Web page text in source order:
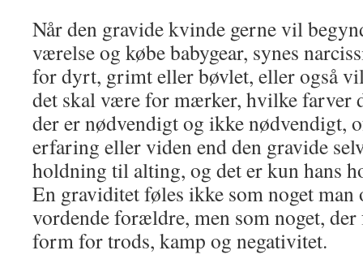
Når den gravide kvinde gerne vil
værelse og købe babygear, synes
for dyrt, grimt eller bøvlet, eller også
det skal være for mærker, hvilke farver
der er nødvendigt og ikke nødvendigt,
erfaring eller viden end den gravide
holdning til alting, og det er kun hans
En graviditet føles ikke som noget man
vordende forældre, men som noget,
form for trods, kamp og negativitet.